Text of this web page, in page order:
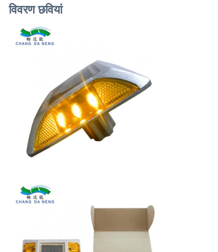
गोपनीयता
नीति
विवरण छवियां